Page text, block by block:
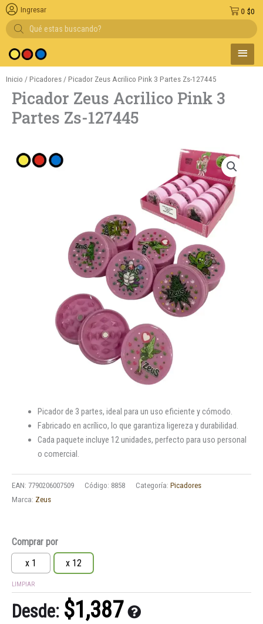
Búsqueda
de
productos
de pago
$0
0
Ingresar
MENÚ
Inicio / Picadores / Picador Zeus Acrilico Pink 3 Partes Zs-127445
Picador Zeus Acrilico Pink 3
Partes Zs-127445
Picador de 3 partes, ideal para un uso eficiente y cómodo.
Fabricado en acrílico, lo que garantiza ligereza y durabilidad.
Cada paquete incluye 12 unidades, perfecto para uso personal
o comercial.
EAN: 7790206007509 Código: 8858 Categoría: Picadores
Marca: Zeus
Comprar por
x 1
x 12
LIMPIAR
Desde: $1,387
Zeus
Acrilico
Pink
3
Partes
Zs-